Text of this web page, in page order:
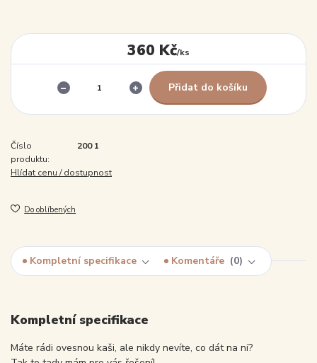
360 Kč/ks
Přidat do košíku
Číslo
produktu:
200 1
Hlídat cenu / dostupnost
Do oblíbených
Kompletní specifikace Komentáře 0
Kompletní specifikace
Máte rádi ovesnou kaši, ale nikdy nevíte, co dát na ni?